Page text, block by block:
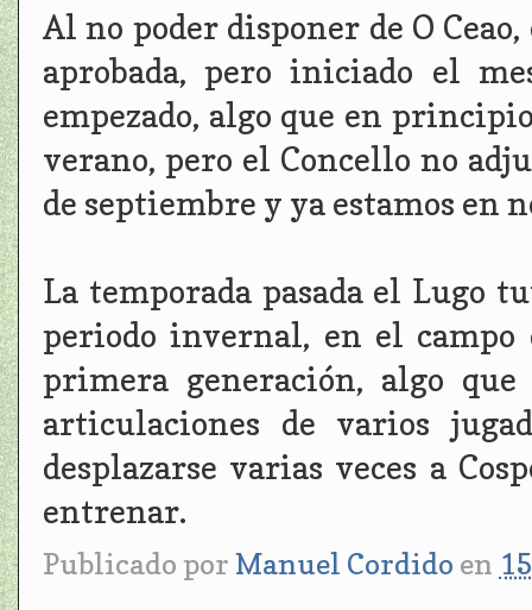
Al no poder disponer de O
aprobada, pero iniciado el
empezado, algo que en
verano, pero el Concello no
de septiembre y ya estamos en
La temporada pasada el Lugo
periodo invernal, en el
primera generación, algo
articulaciones de varios
desplazarse varias veces a
entrenar.
Publicado por Manuel Cordido en